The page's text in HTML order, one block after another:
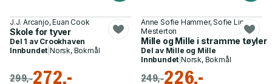
J.J. Arcanjo, Euan Cook
Skole for tyver
Del 1 av Crookhaven
Innbundet |Norsk, Bokmål
299,-272,-
Anne Sofie Hammer, Sofie Lind
Mesterton
Mille og Mille i stramme tøyler
Del av Mille og Mille
Innbundet |Norsk, Bokmål
249,-226,-